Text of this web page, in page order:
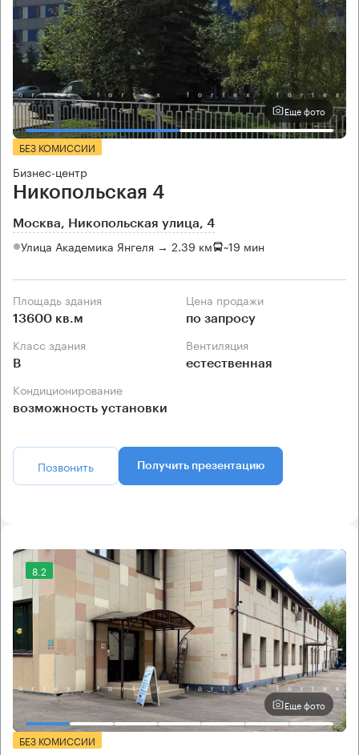
Еще фото
БЕЗ КОМИССИИ
Бизнес-центр
Никопольская 4
Москва, Никопольская улица, 4
Улица Академика Янгеля → 2.39 км ~19 мин
Площадь здания
13600 кв.м
Цена продажи
по запросу
Класс здания
B
Вентиляция
естественная
Кондиционирование
возможность установки
Позвонить Получить презентацию
8.2
Еще фото
БЕЗ КОМИССИИ